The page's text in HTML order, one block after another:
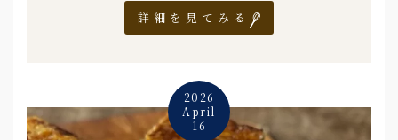
詳細を見てみる
2026
April
16